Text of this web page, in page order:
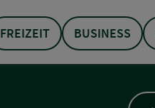
FREIZEIT BUSINESS